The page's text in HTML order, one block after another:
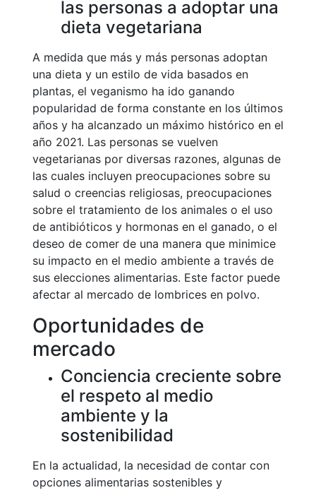
las personas a adoptar una
dieta vegetariana
A medida que más y más personas adoptan
una dieta y un estilo de vida basados en
plantas, el veganismo ha ido ganando
popularidad de forma constante en los últimos
años y ha alcanzado un máximo histórico en el
año 2021. Las personas se vuelven
vegetarianas por diversas razones, algunas de
las cuales incluyen preocupaciones sobre su
salud o creencias religiosas, preocupaciones
sobre el tratamiento de los animales o el uso
de antibióticos y hormonas en el ganado, o el
deseo de comer de una manera que minimice
su impacto en el medio ambiente a través de
sus elecciones alimentarias. Este factor puede
afectar al mercado de lombrices en polvo.
Oportunidades de
mercado
Conciencia creciente sobre
el respeto al medio
ambiente y la
sostenibilidad
En la actualidad, la necesidad de contar con
opciones alimentarias sostenibles y